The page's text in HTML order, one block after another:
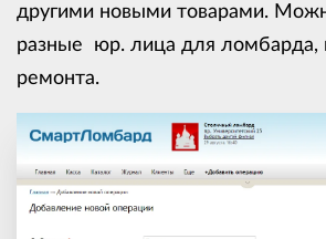
другими новыми товарами.
разные юр. лица для ломбарда,
ремонта.